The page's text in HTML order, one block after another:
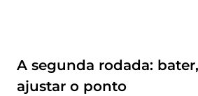
A segunda rodada:
ajustar o ponto